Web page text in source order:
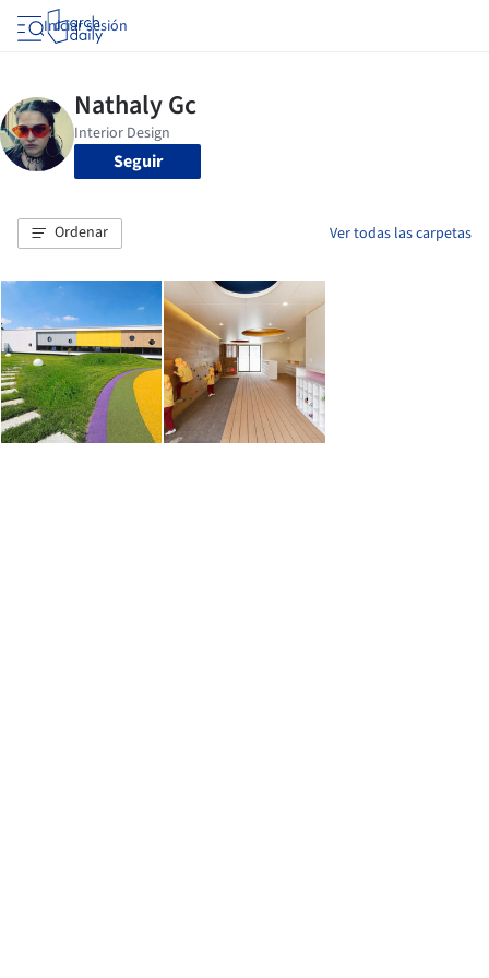
Iniciar sesión
Seguir
Ordenar Ver todas las carpetas